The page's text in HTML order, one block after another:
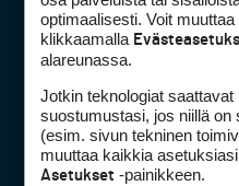
Golfpiste
DSA
optimaalisesti. Voit
klikkaamalla
alareunassa.
Jotkin teknologiat
suostumustasi, jos niillä on
(esim. sivun tekninen
muuttaa kaikkia
Asetukset -painikkeen.